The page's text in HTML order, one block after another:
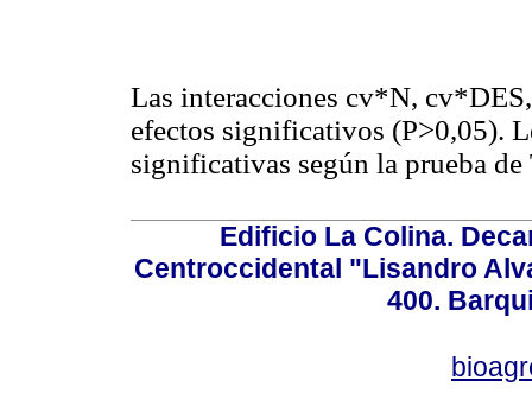
Las interacciones cv*N,
efectos significativos (P>0,05).
significativas según la prueba de
Edificio La Colina.
Centroccidental "Lisandro
400.